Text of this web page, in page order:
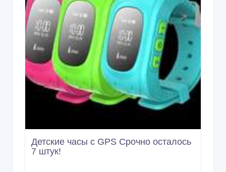
Детские часы с GPS Срочно осталось
7 штук!